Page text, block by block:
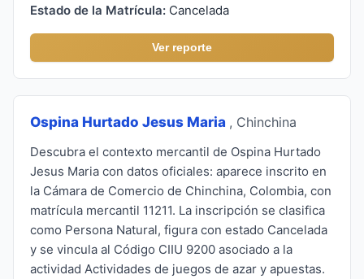
Estado de la Matrícula: Cancelada
Ver reporte
Ospina Hurtado Jesus Maria , Chinchina
Descubra el contexto mercantil de Ospina Hurtado
Jesus Maria con datos oficiales: aparece inscrito en
la Cámara de Comercio de Chinchina, Colombia, con
matrícula mercantil 11211. La inscripción se clasifica
como Persona Natural, figura con estado Cancelada
y se vincula al Código CIIU 9200 asociado a la
actividad Actividades de juegos de azar y apuestas.